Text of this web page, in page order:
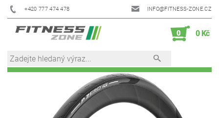
+420 777 474 478 INFO@FITNESS-ZONE.CZ
0 0 Kč